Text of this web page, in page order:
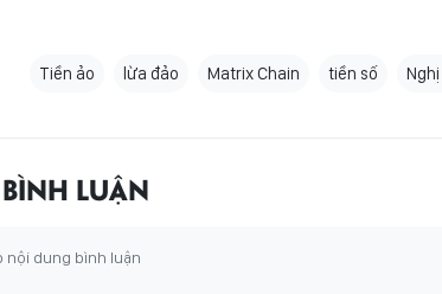
Tiền ảo lừa đảo Matrix Chain tiền số
BÌNH LUẬN